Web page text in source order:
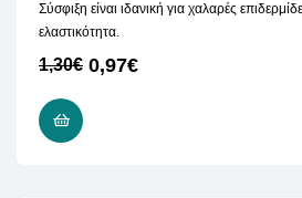
Σύσφιξη είναι ιδανική για χαλαρές
ελαστικότητα.
1,30€ 0,97€